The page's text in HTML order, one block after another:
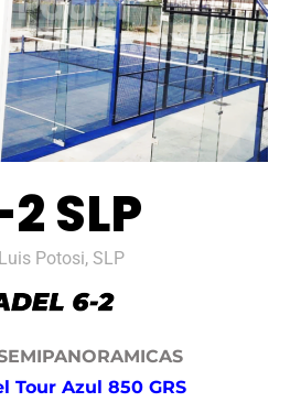
SLP
Potosi, SLP
Tour Azul 850 GRS